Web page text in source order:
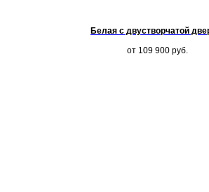
Белая с двустворчатой
от 109 900 руб.